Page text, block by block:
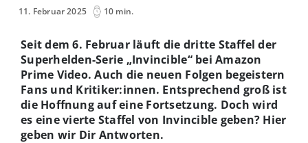
11. Februar 2025 10 min.
Seit dem 6. Februar läuft die dritte Staffel der
Superhelden-Serie „Invincible“ bei Amazon
Prime Video. Auch die neuen Folgen begeistern
Fans und Kritiker:innen. Entsprechend groß ist
die Hoffnung auf eine Fortsetzung. Doch wird
es eine vierte Staffel von Invincible geben? Hier
geben wir Dir Antworten.